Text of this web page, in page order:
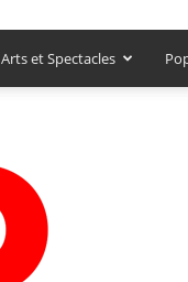
Arts et Spectacles